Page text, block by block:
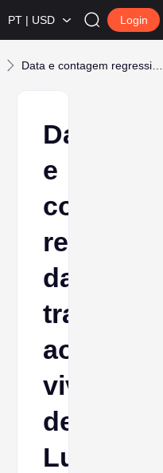
PT | USD Login
Data
e
da
ao
vivo
de
Luna